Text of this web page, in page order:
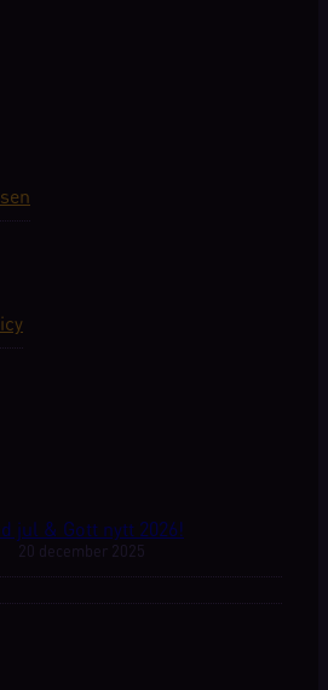
jul & Gott nytt 2026!
20 december 2025